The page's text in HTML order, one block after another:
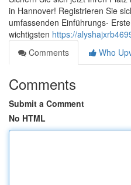
in Hannover! Registrieren Sie
umfassenden Einführungs-
wichtigsten https://
Comments
Who
Comments
Submit a Comment
No HTML